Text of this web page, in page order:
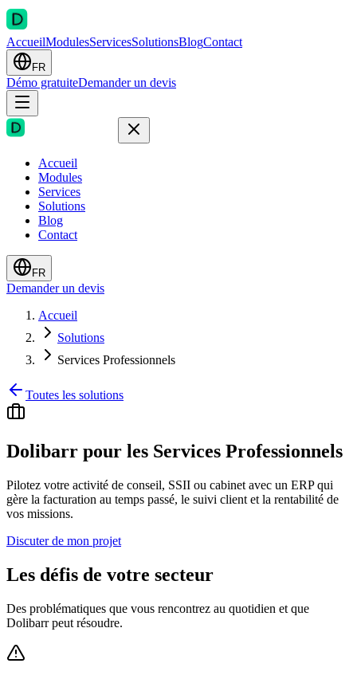
AccueilModulesServicesSolutionsBlogContact
FR
Démo gratuiteDemander un devis
Accueil
Modules
Services
Solutions
Blog
Contact
FR
Demander un devis
Accueil
Solutions
Services Professionnels
Toutes les solutions
Dolibarr pour les Services Professionnels
Pilotez votre activité de conseil, SSII ou cabinet avec un ERP qui
gère la facturation au temps passé, le suivi client et la rentabilité de
vos missions.
Discuter de mon projet
Les défis de votre secteur
Des problématiques que vous rencontrez au quotidien et que
Dolibarr peut résoudre.